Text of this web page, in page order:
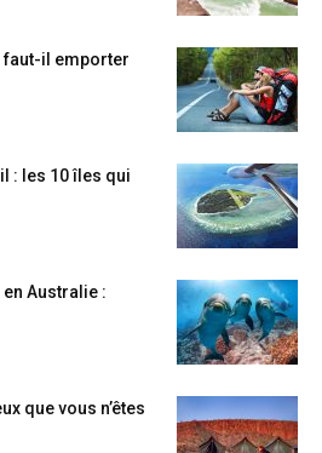
faut-il emporter
: les 10 îles qui
Australie :
que vous n’êtes